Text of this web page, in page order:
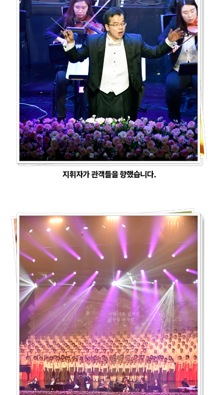
지휘자가 관객들을 향했습니다.